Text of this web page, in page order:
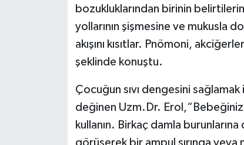
bozukluklarından birinin
yollarının şişmesine ve mukusla
akışını kısıtlar. Pnömoni,
şeklinde konuştu.
Çocuğun sıvı dengesini
değinen Uzm.Dr. Erol,“Bebeğiniz
kullanın. Birkaç damla
görüşerek bir ampul şırınga